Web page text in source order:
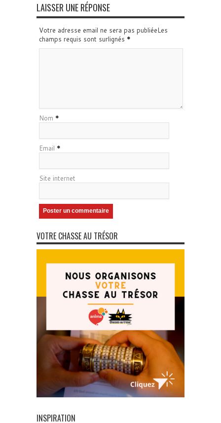
LAISSER UNE RÉPONSE
Votre adresse email ne sera pas publiéeLes
champs requis sont surlignés *
Nom *
Email *
Site internet
VOTRE CHASSE AU TRÉSOR
INSPIRATION